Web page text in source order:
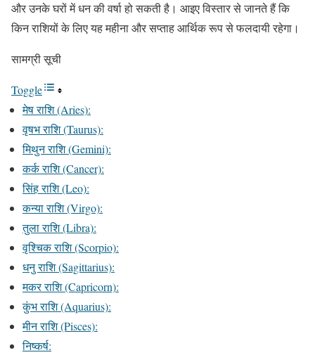
और उनके घरों में धन की वर्षा हो सकती है। आइए विस्तार से जानते हैं कि
किन राशियों के लिए यह महीना और सप्ताह आर्थिक रूप से फलदायी रहेगा।
सामग्री सूची
Toggle
मेष राशि (Aries):
वृषभ राशि (Taurus):
मिथुन राशि (Gemini):
कर्क राशि (Cancer):
सिंह राशि (Leo):
कन्या राशि (Virgo):
तुला राशि (Libra):
वृश्चिक राशि (Scorpio):
धनु राशि (Sagittarius):
मकर राशि (Capricorn):
कुंभ राशि (Aquarius):
मीन राशि (Pisces):
निष्कर्ष: